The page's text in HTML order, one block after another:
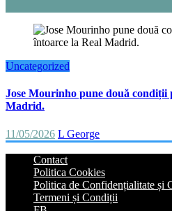
Uncategorized
Jose Mourinho pune două condiții
Madrid.
11/05/2026 L George
Contact
Politica Cookies
Politica de Confidențialitate și
Termeni și Condiții